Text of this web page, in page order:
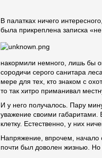
В палатках ничего
была прикреплена записка
накормили немного, лишь бы
сородичи серого санитара
мере для тех, кто знаком с
то так хитро приманивал
И у него получалось. Пару
уважение своими габаритами.
клетку. Естественно, у них
Напряжение, впрочем, начало
почти был доволен жизнью. Но